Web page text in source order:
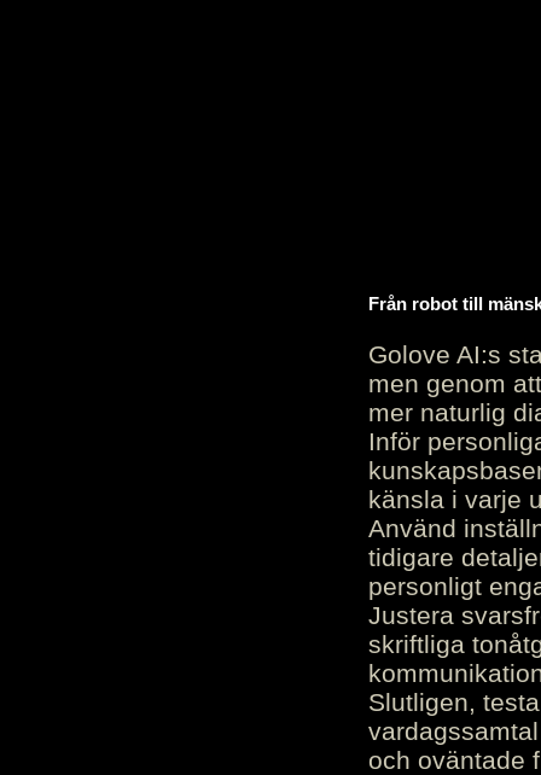
Från robot till
Golove AI:s
men genom
mer naturlig
Inför
känsla i varje
Använd
tidigare
personligt
Justera
skriftliga
Slutligen,
och oväntade